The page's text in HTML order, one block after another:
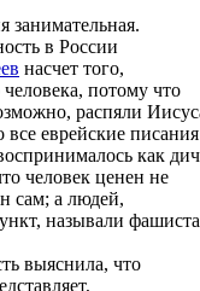
занимательная.
в России
насчет того,
потому что
распяли
все еврейские писания
как
человек ценен не
сам; а людей,
называли
выяснила, что